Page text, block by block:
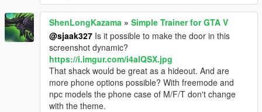
ShenLongKazama » Simple Trainer for GTA V
@sjaak327 Is it possible to make the door in this
screenshot dynamic?
https://i.imgur.com/i4alQSX.jpg
That shack would be great as a hideout. And are
more phone options possible? With freemode and
npc models the phone case of M/F/T don't change
with the theme.